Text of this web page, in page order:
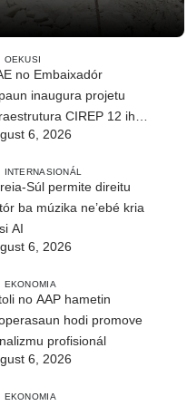
OEKUSI
no Embaixadór
inaugura projetu
CIREP 12 iha
6, 2026
INTERNASIONÁL
Súl permite direitu
ba múzika ne’ebé kria
AI
6, 2026
EKONOMIA
no AAP hametin
hodi promove
profisionál
6, 2026
EKONOMIA